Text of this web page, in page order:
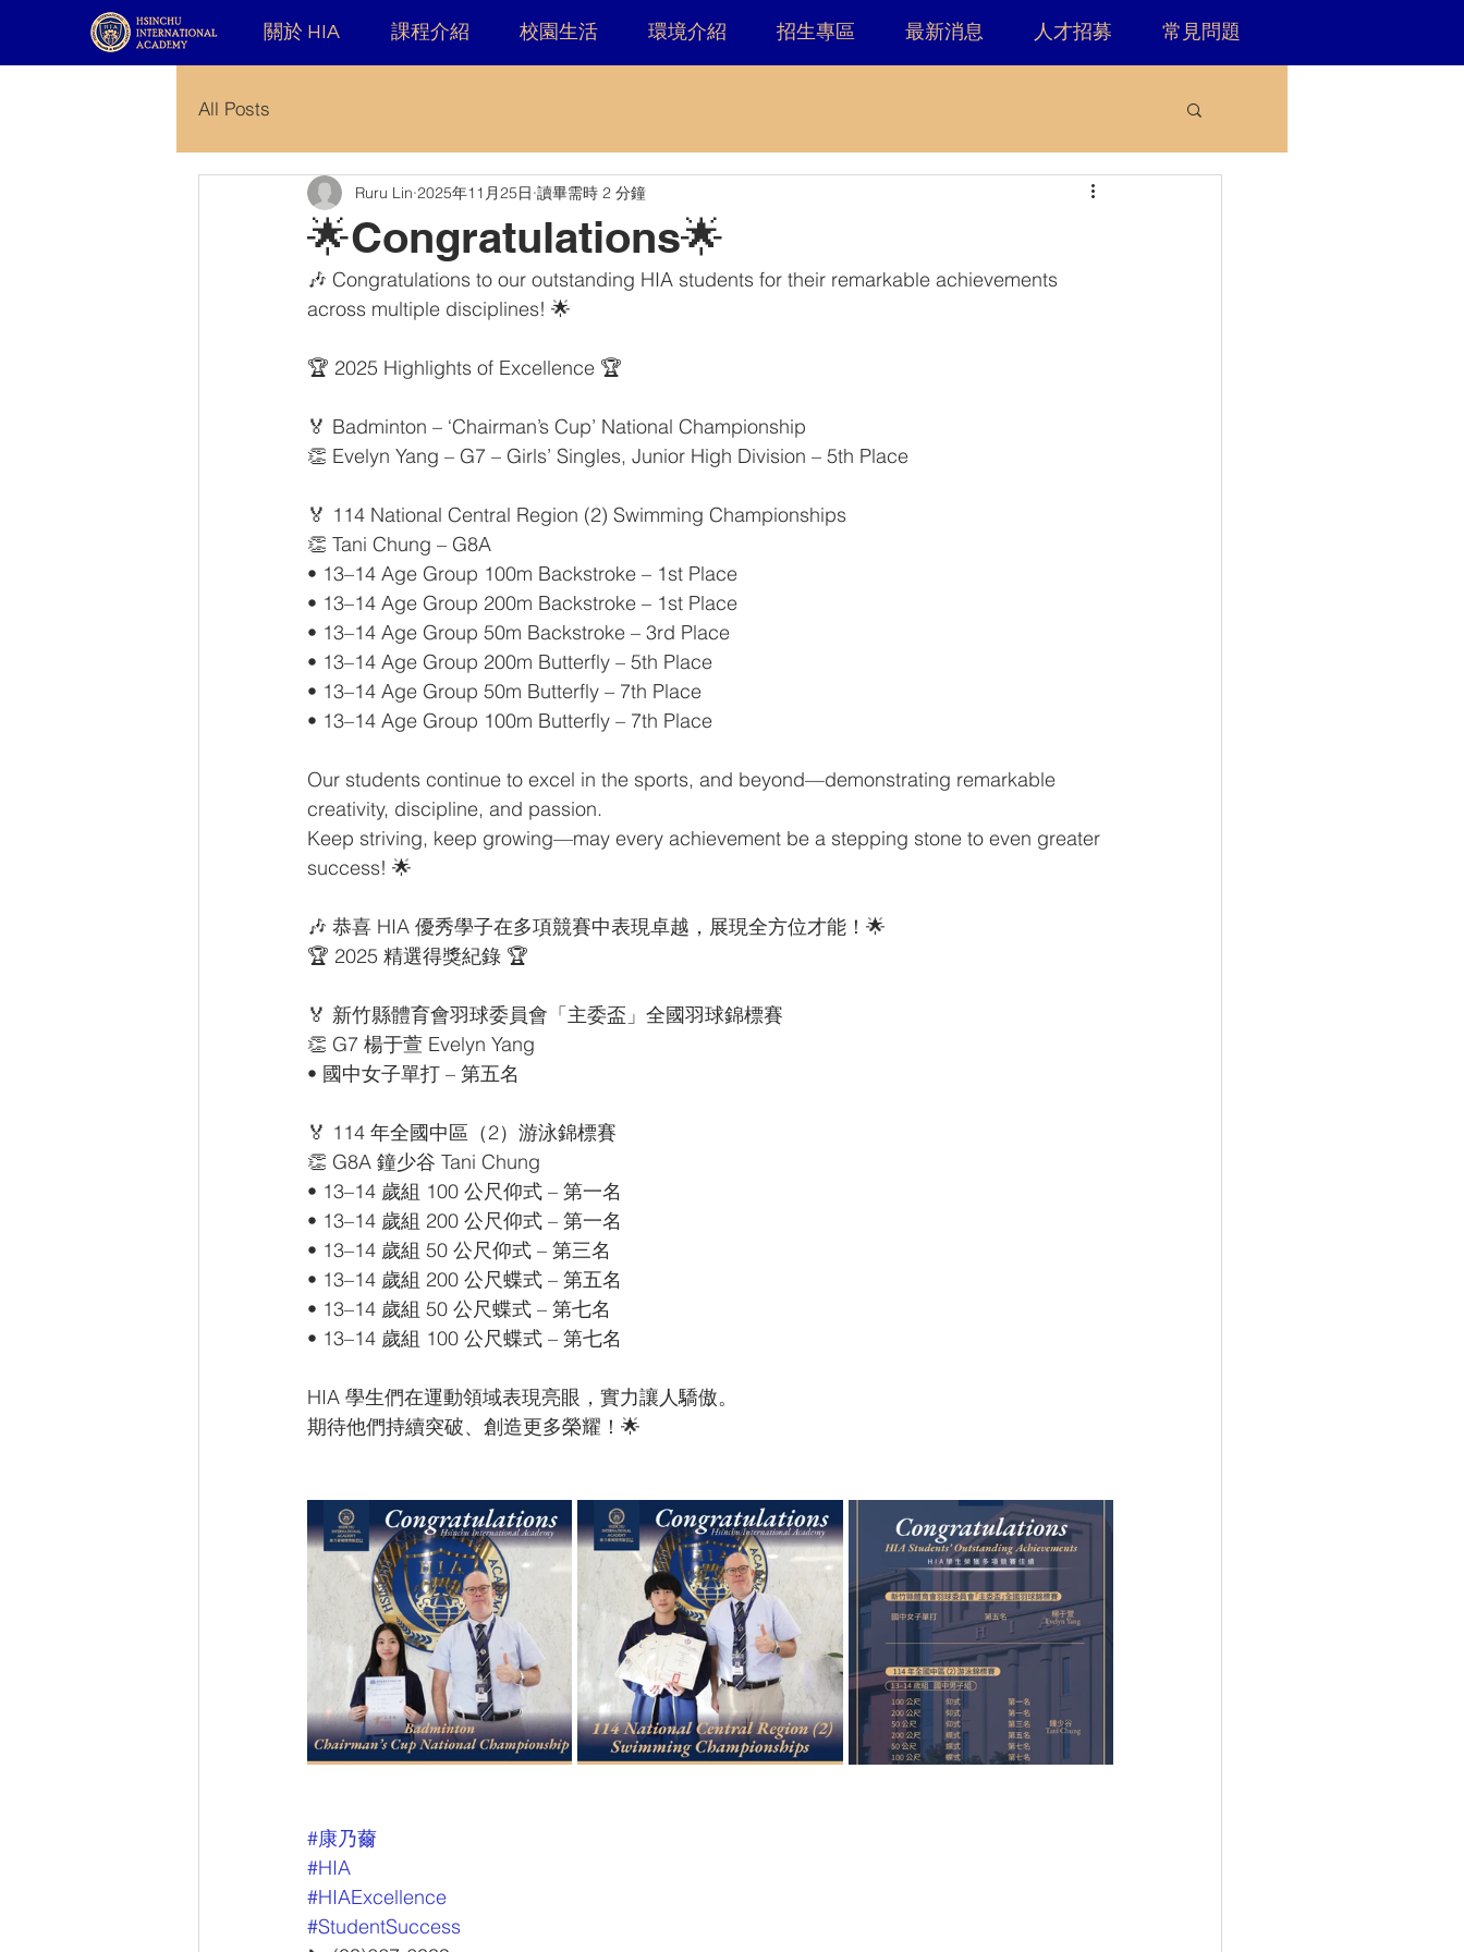
關於 HIA 課程介紹 校園生活 環境介紹 招生專區 最新消息 人才招募 常見問題
All Posts
🌟Congratulations🌟
Ruru Lin 2025年11月25日 讀畢需時 2 分鐘
🎶 Congratulations to our outstanding HIA students for their remarkable achievements
across multiple disciplines! 🌟
🏆 2025 Highlights of Excellence 🏆
🏅 Badminton – ‘Chairman’s Cup’ National Championship
👏 Evelyn Yang – G7 – Girls’ Singles, Junior High Division – 5th Place
🏅 114 National Central Region (2) Swimming Championships
👏 Tani Chung – G8A
• 13–14 Age Group 100m Backstroke – 1st Place
• 13–14 Age Group 200m Backstroke – 1st Place
• 13–14 Age Group 50m Backstroke – 3rd Place
• 13–14 Age Group 200m Butterfly – 5th Place
• 13–14 Age Group 50m Butterfly – 7th Place
• 13–14 Age Group 100m Butterfly – 7th Place
Our students continue to excel in the sports, and beyond—demonstrating remarkable
creativity, discipline, and passion.
Keep striving, keep growing—may every achievement be a stepping stone to even greater
success! 🌟
🎶 恭喜 HIA 優秀學子在多項競賽中表現卓越，展現全方位才能！🌟
🏆 2025 精選得獎紀錄 🏆
🏅 新竹縣體育會羽球委員會「主委盃」全國羽球錦標賽
👏 G7 楊于萱 Evelyn Yang
• 國中女子單打 – 第五名
🏅 114 年全國中區（2）游泳錦標賽
👏 G8A 鐘少谷 Tani Chung
• 13–14 歲組 100 公尺仰式 – 第一名
• 13–14 歲組 200 公尺仰式 – 第一名
• 13–14 歲組 50 公尺仰式 – 第三名
• 13–14 歲組 200 公尺蝶式 – 第五名
• 13–14 歲組 50 公尺蝶式 – 第七名
• 13–14 歲組 100 公尺蝶式 – 第七名
HIA 學生們在運動領域表現亮眼，實力讓人驕傲。
期待他們持續突破、創造更多榮耀！🌟
#康乃薾
#HIA
#HIAExcellence
#StudentSuccess